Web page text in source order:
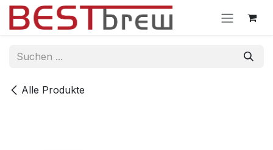
Zum Inhalt springen
Alle Produkte